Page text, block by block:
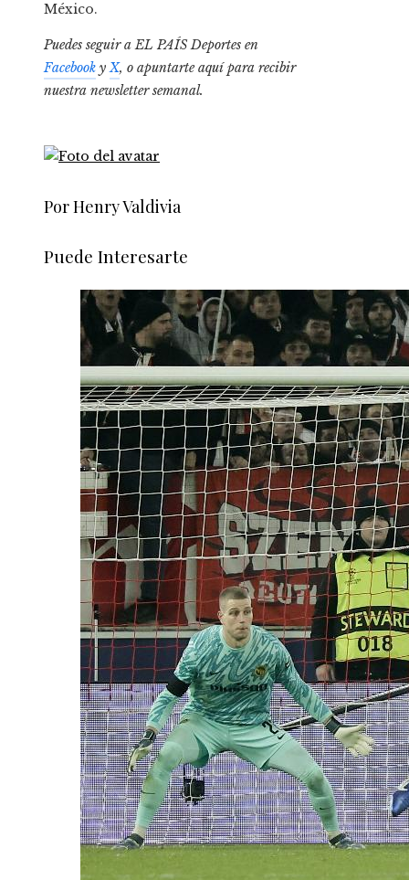
México.
Puedes seguir a EL PAÍS Deportes en
Facebook yX, o apuntarte aquí para recibir
nuestra newsletter semanal.
Por Henry Valdivia
Puede Interesarte